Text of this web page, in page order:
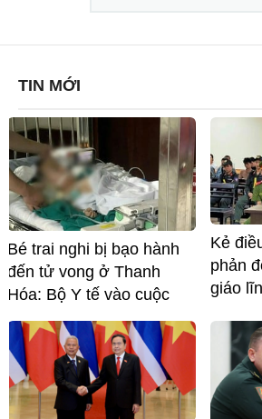
TIN MỚI
Bé trai nghi bị bạo hành
đến tử vong ở Thanh
Hóa: Bộ Y tế vào cuộc
Kẻ
phản
giáo